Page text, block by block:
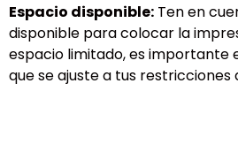
Espacio disponible: Ten en
disponible para colocar la
espacio limitado, es importante
que se ajuste a tus restricciones